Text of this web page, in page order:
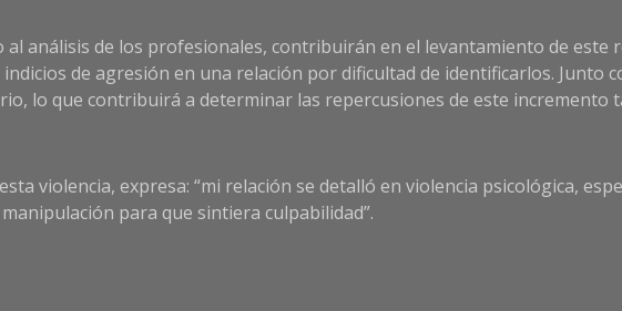
análisis de los profesionales, contribuirán en el levantamiento de
de agresión en una relación por dificultad de identificarlos. Junto
lo que contribuirá a determinar las repercusiones de este incremento
violencia, expresa: “mi relación se detalló en violencia psicológica,
para que sintiera culpabilidad”.